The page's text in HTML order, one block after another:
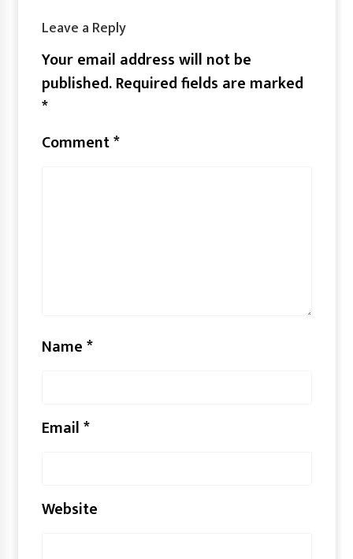
Leave a Reply
Your email address will not be
published.Required fields are marked
*
Comment*
Name*
Email*
Website